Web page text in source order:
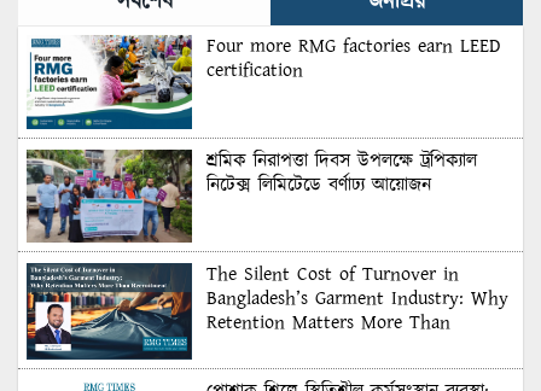
Four more RMG factories earn LEED
certification
শ্রমিক নিরাপত্তা দিবস উপলক্ষে ট্রপিক্যাল
নিটেক্স লিমিটেডে বর্ণাঢ্য আয়োজন
The Silent Cost of Turnover in
Bangladesh’s Garment Industry: Why
Retention Matters More Than